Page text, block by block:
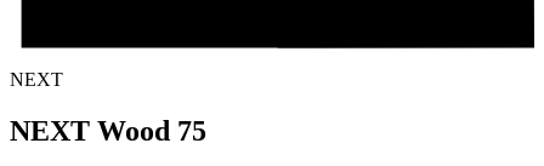
NEXT
NEXT Wood 75